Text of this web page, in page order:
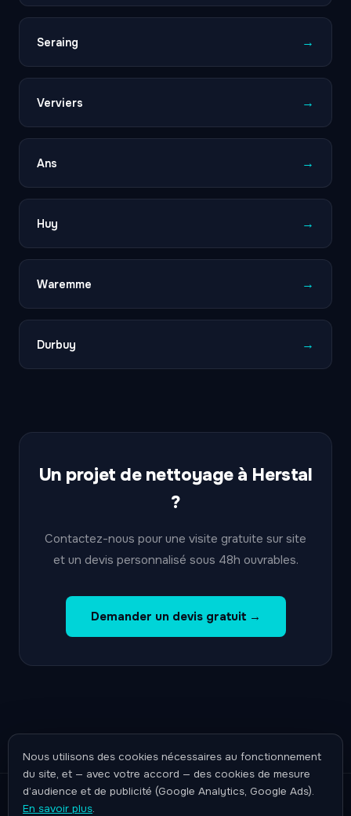
Seraing →
Verviers →
Ans →
Huy →
Waremme →
Durbuy →
Un projet de nettoyage à Herstal
?
Contactez-nous pour une visite gratuite sur site
et un devis personnalisé sous 48h ouvrables.
Demander un devis gratuit →
© 2026 NR PROCLEAN — Rue Belvaux 163, 4030 Grivegnée
Nous utilisons des cookies nécessaires au fonctionnement
du site, et — avec votre accord — des cookies de mesure
d’audience et de publicité (Google Analytics, Google Ads).
En savoir plus.